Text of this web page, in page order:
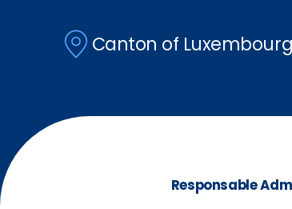
Canton of Luxembourg
Responsable